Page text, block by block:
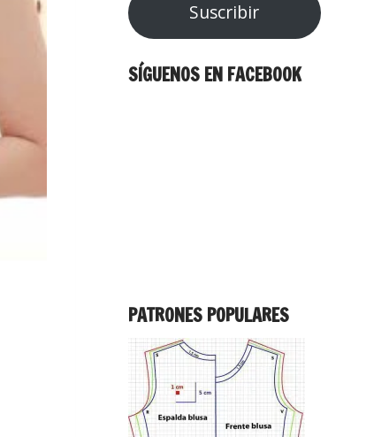
Suscribir
SÍGUENOS EN FACEBOOK
PATRONES POPULARES